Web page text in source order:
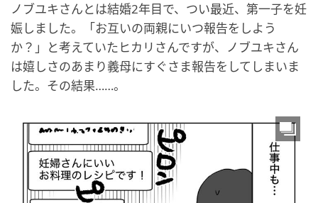
ノブユキさんとは結婚2年目で、つい最近、第一子を妊
娠しました。「お互いの両親にいつ報告をしよう
か？」と考えていたヒカリさんですが、ノブユキさん
は嬉しさのあまり義母にすぐさま報告をしてしまいま
した。その結果……。